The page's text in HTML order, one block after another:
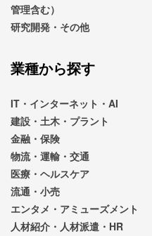
管理含む）
研究開発・その他
業種から探す
IT・インターネット・AI
建設・土木・プラント
金融・保険
物流・運輸・交通
医療・ヘルスケア
流通・小売
エンタメ・アミューズメント
人材紹介・人材派遣・HR